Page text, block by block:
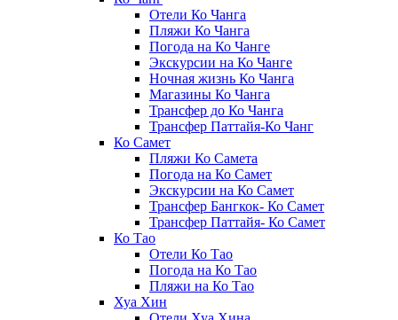
Отели Ко Чанга
Пляжи Ко Чанга
Погода на Ко Чанге
Экскурсии на Ко Чанге
Ночная жизнь Ко Чанга
Магазины Ко Чанга
Трансфер до Ко Чанга
Трансфер Паттайя-Ко Чанг
Ко Самет
Пляжи Ко Самета
Погода на Ко Самет
Экскурсии на Ко Самет
Трансфер Бангкок- Ко Самет
Трансфер Паттайя- Ко Самет
Ко Тао
Отели Ко Тао
Погода на Ко Тао
Пляжи на Ко Тао
Хуа Хин